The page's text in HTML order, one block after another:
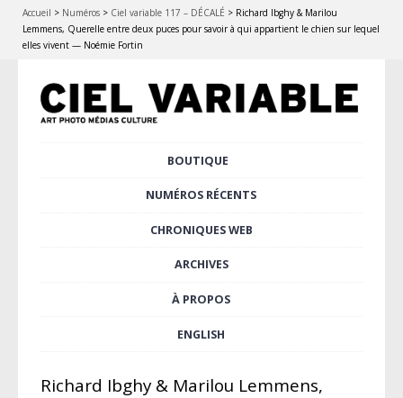
Accueil > Numéros > Ciel variable 117 – DÉCALÉ > Richard Ibghy & Marilou
Lemmens, Querelle entre deux puces pour savoir à qui appartient le chien sur lequel
elles vivent — Noémie Fortin
BOUTIQUE
NUMÉROS RÉCENTS
CHRONIQUES WEB
ARCHIVES
À PROPOS
ENGLISH
Richard Ibghy & Marilou Lemmens,